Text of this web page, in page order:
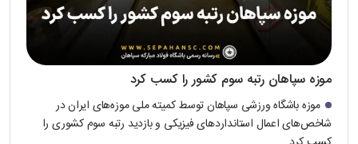
موزه سپاهان رتبه سوم کشور را کسب کرد
موزه باشگاه ورزشی سپاهان توسط کمیته ملی موزه‌های ایران در
شاخص‌های اعمال استانداردهای فیزیکی و بازدید رتبه سوم کشوری را